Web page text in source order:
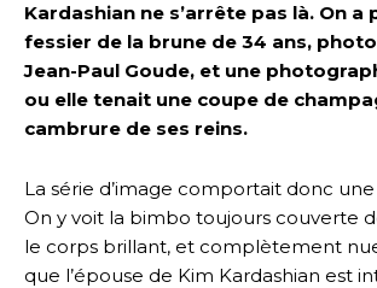
Kardashian ne s’arrête pas là. On a
fessier de la brune de 34 ans,
Jean-Paul Goude, et une
ou elle tenait une coupe de
cambrure de ses reins.
La série d’image comportait donc
On y voit la bimbo toujours couverte
le corps brillant, et complètement
que l’épouse de Kim Kardashian est